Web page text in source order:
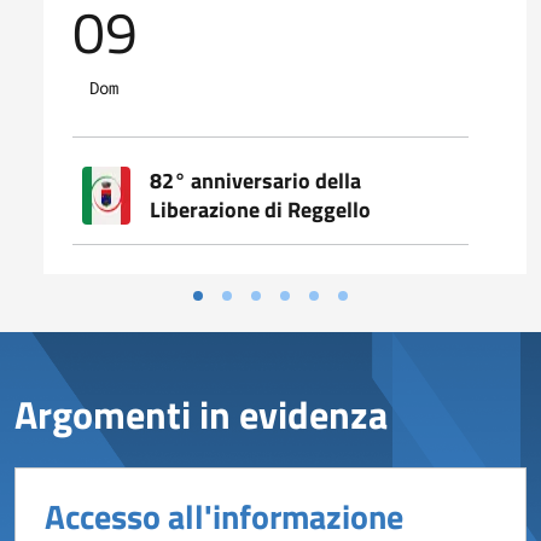
09
Dom
82° anniversario della
Liberazione di Reggello
Argomenti in evidenza
Accesso all'informazione